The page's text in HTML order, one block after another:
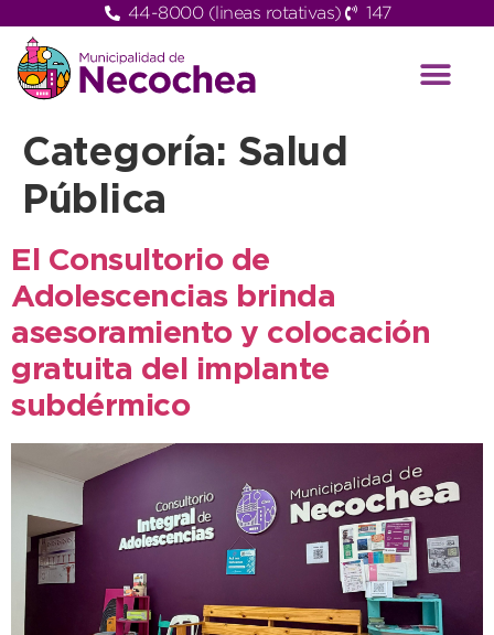
44-8000 (lineas rotativas) 147
Categoría: Salud
Pública
El Consultorio de
Adolescencias brinda
asesoramiento y colocación
gratuita del implante
subdérmico